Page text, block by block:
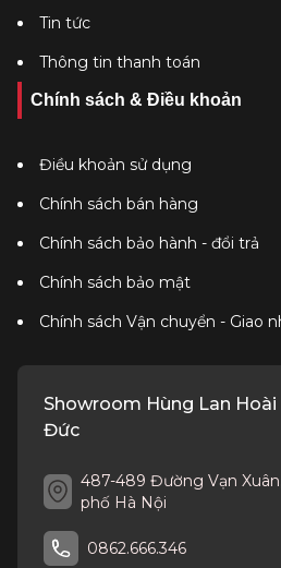
Tin tức
Thông tin thanh toán
Chính sách & Điều khoản
Điều khoản sử dụng
Chính sách bán hàng
Chính sách bảo hành - đổi trả
Chính sách bảo mật
Chính sách Vận chuyển - Giao
Showroom Hùng Lan Hoài
Đức
487-489 Đường Vạn
phố Hà Nội
0862.666.346